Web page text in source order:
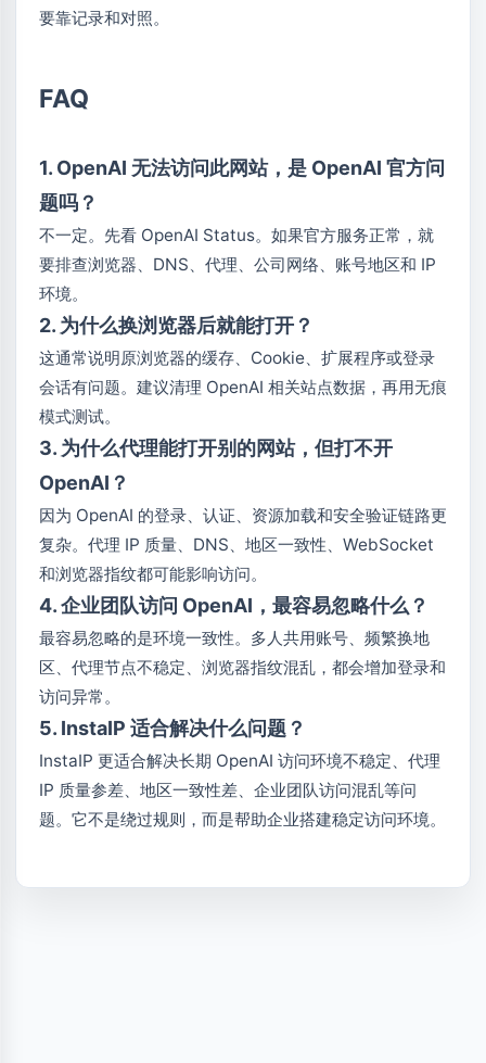
要靠记录和对照。
FAQ
1. OpenAI 无法访问此网站，是 OpenAI 官方问
题吗？
不一定。先看 OpenAI Status。如果官方服务正常，就
要排查浏览器、DNS、代理、公司网络、账号地区和 IP
环境。
2. 为什么换浏览器后就能打开？
这通常说明原浏览器的缓存、Cookie、扩展程序或登录
会话有问题。建议清理 OpenAI 相关站点数据，再用无痕
模式测试。
3. 为什么代理能打开别的网站，但打不开
OpenAI？
因为 OpenAI 的登录、认证、资源加载和安全验证链路更
复杂。代理 IP 质量、DNS、地区一致性、WebSocket
和浏览器指纹都可能影响访问。
4. 企业团队访问 OpenAI，最容易忽略什么？
最容易忽略的是环境一致性。多人共用账号、频繁换地
区、代理节点不稳定、浏览器指纹混乱，都会增加登录和
访问异常。
5. InstaIP 适合解决什么问题？
InstaIP 更适合解决长期 OpenAI 访问环境不稳定、代理
IP 质量参差、地区一致性差、企业团队访问混乱等问
题。它不是绕过规则，而是帮助企业搭建稳定访问环境。